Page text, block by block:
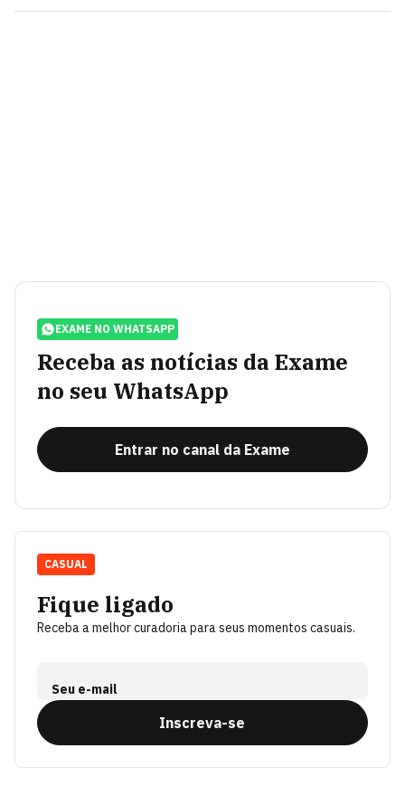
EXAME NO WHATSAPP
Receba as notícias da Exame
no seu WhatsApp
Entrar no canal da Exame
Fique ligado
Receba a melhor curadoria para seus momentos casuais.
Seu e-mail
Inscreva-se
CASUAL